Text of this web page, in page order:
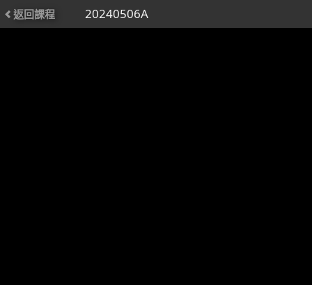
返回課程 20240506A